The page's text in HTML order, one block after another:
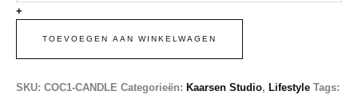
WAX
aantal
+
TOEVOEGEN AAN WINKELWAGEN
SKU: COC1-CANDLE Categorieën: Kaarsen Studio, Lifestyle Tags: